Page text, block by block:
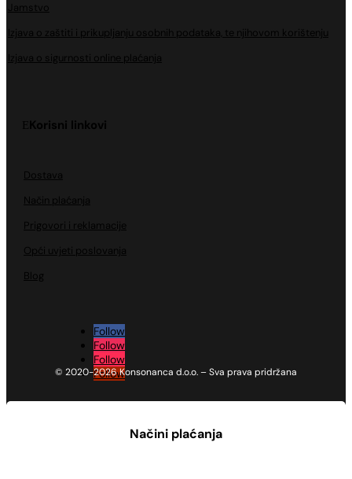
Jamstvo
Izjava o zaštiti i prikupljanju osobnih podataka, te njihovom korištenju
Izjava o sigurnosti online plaćanja
Korisni linkovi
Dostava
Način plaćanja
Prigovori i reklamacije
Opći uvjeti poslovanja
Blog
Follow
Follow
Follow
Follow
© 2020-2026 Konsonanca d.o.o. – Sva prava pridržana
Načini plaćanja